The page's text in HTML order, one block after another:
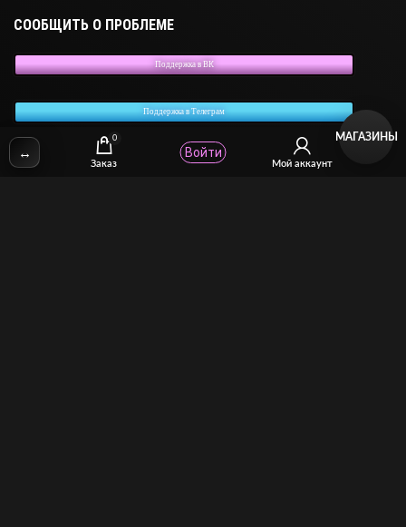
СООБЩИТЬ О ПРОБЛЕМЕ
Поддержка в ВК
Поддержка в Телеграм
✉Email: stcomhelp@gmail.com
↔
0
Заказ Мой аккаунт
Войти
МАГАЗИНЫ